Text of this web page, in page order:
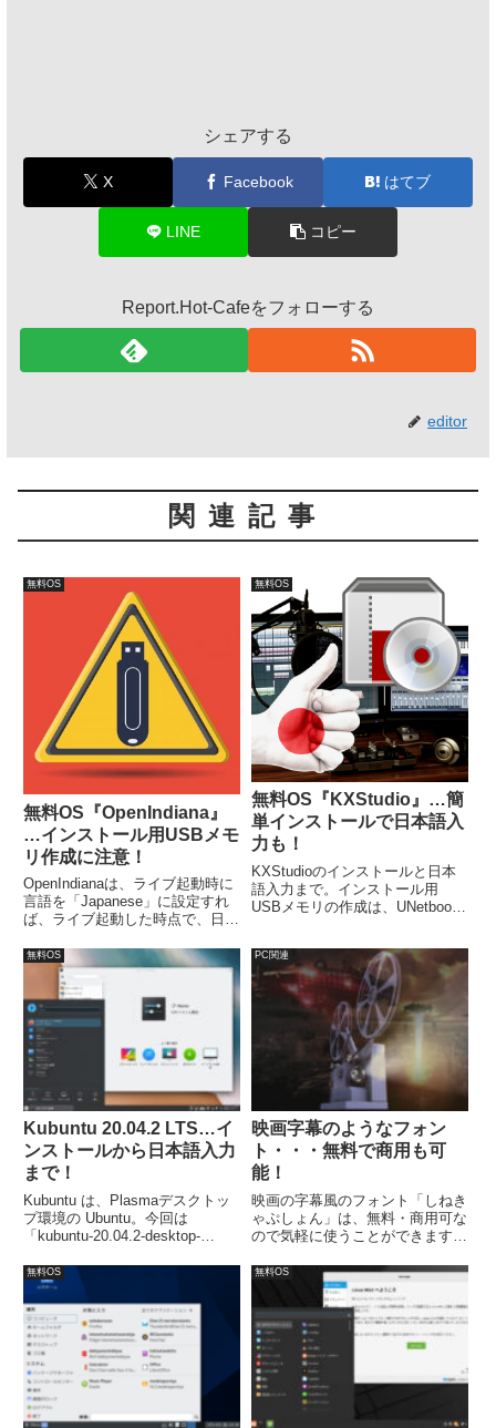
シェアする
X Facebook はてブ
LINE コピー
Report.Hot-Cafeをフォローする
editor
関連記事
無料OS
無料OS『OpenIndiana』
…インストール用USBメモ
リ作成に注意！
OpenIndianaは、ライブ起動時に
言語を「Japanese」に設定すれ
ば、ライブ起動した時点で、日本
入力まで可能です。ただし、イン
ストール用のUSBメモリ作成に
は注意が必要で、「.usb」ファイ
ルを「Win32 Disk Imager」で書
き込みます。
無料OS
無料OS『KXStudio』…簡
単インストールで日本語入
力も！
KXStudioのインストールと日本
語入力まで。インストール用
USBメモリの作成は、UNetbootin
に設定しても、反映されませんで
したが、インストールすれば日本
語化の問題はありません。
無料OS
Kubuntu 20.04.2 LTS…イ
ンストールから日本語入力
まで！
Kubuntu は、Plasmaデスクトッ
プ環境の Ubuntu。今回は
「kubuntu-20.04.2-desktop-
流れに沿って進めて行けば、簡単
にインストールが完了し、再起動
後は日本語入力が可能になりま
す。
PC関連
映画字幕のようなフォン
ト・・・無料で商用も可
能！
映画の字幕風のフォント「しねき
ゃぷしょん」は、無料・商用可な
ので気軽に使うことができます。
の確認を忘れずにしてください。
無料OS 無料OS